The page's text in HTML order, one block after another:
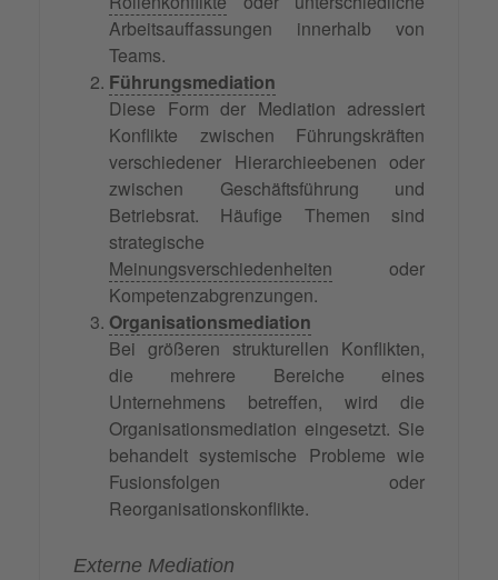
Arbeitsauffassungen innerhalb von
Teams.
Führungsmediation
Diese Form der Mediation adressiert
Konflikte zwischen Führungskräften
verschiedener Hierarchieebenen oder
zwischen Geschäftsführung und
Betriebsrat. Häufige Themen sind
strategische
Meinungsverschiedenheiten oder
Kompetenzabgrenzungen.
Organisationsmediation
Bei größeren strukturellen Konflikten,
die mehrere Bereiche eines
Unternehmens betreffen, wird die
Organisationsmediation eingesetzt. Sie
behandelt systemische Probleme wie
Fusionsfolgen oder
Reorganisationskonflikte.
Externe Mediation